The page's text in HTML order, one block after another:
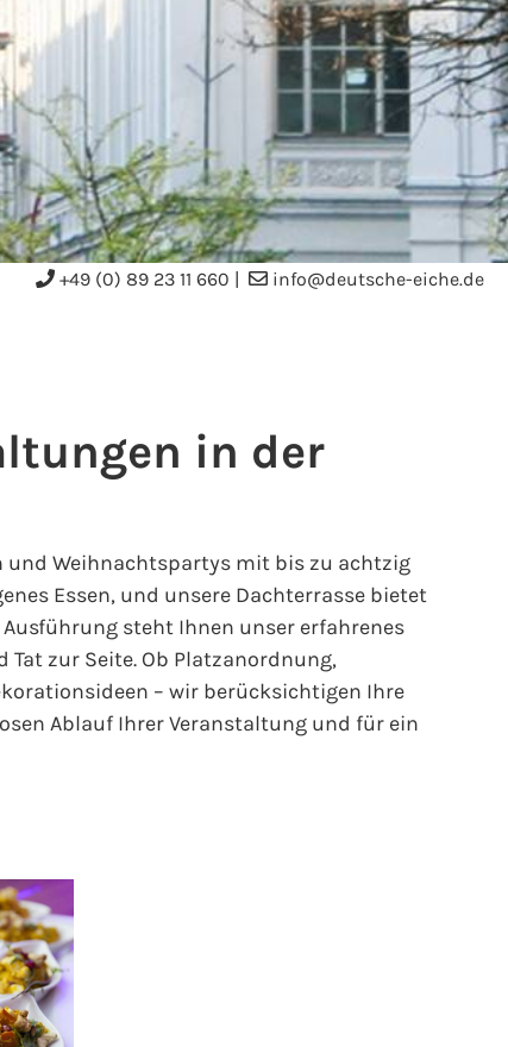
+49 (0) 89 23 11 660 | info@deutsche-eiche.de
in der
und Weihnachtspartys mit bis zu achtzig
Essen, und unsere Dachterrasse bietet
steht Ihnen unser erfahrenes
zur Seite. Ob Platzanordnung,
– wir berücksichtigen Ihre
Ablauf Ihrer Veranstaltung und für ein